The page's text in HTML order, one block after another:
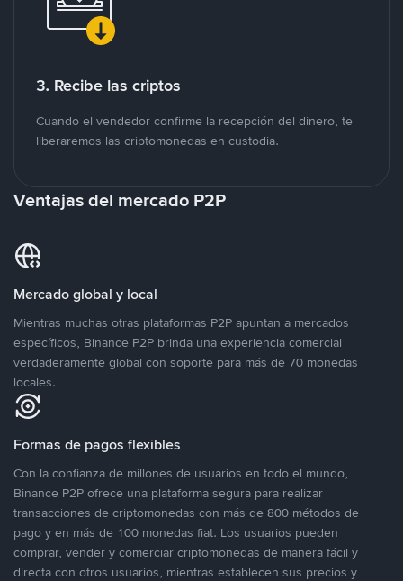
3. Recibe las criptos
Cuando el vendedor confirme la recepción del dinero, te
liberaremos las criptomonedas en custodia.
Ventajas del mercado P2P
Mercado global y local
Mientras muchas otras plataformas P2P apuntan a mercados
específicos, Binance P2P brinda una experiencia comercial
verdaderamente global con soporte para más de 70 monedas
locales.
Formas de pagos flexibles
Con la confianza de millones de usuarios en todo el mundo,
Binance P2P ofrece una plataforma segura para realizar
transacciones de criptomonedas con más de 800 métodos de
pago y en más de 100 monedas fiat. Los usuarios pueden
comprar, vender y comerciar criptomonedas de manera fácil y
directa con otros usuarios, mientras establecen sus precios y